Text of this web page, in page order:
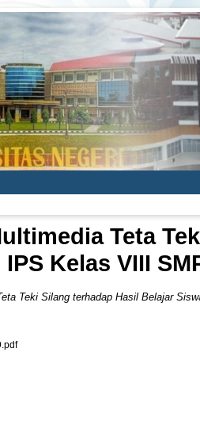
Teta
Kelas VIII
Teki Silang terhadap Hasil Belajar